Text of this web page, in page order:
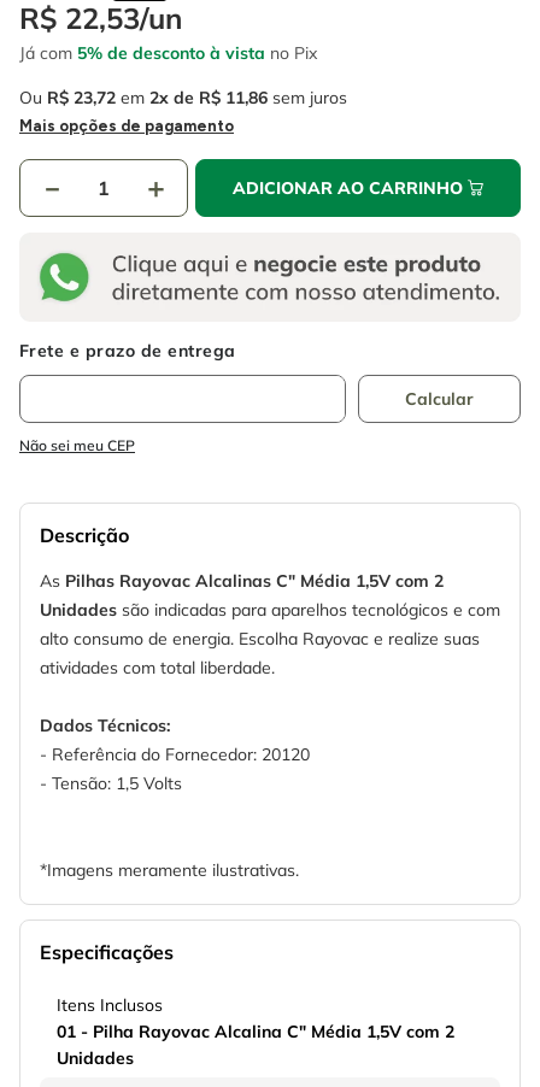
R$ 22,53/un
Já com 5% de desconto à vista no Pix
Ou R$ 23,72 em 2 R$ 11,86 sem juros
Mais opções de pagamento
＋
－ ADICIONAR AO CARRINHO
Não sei meu CEP
Descrição
As Pilhas Rayovac Alcalinas C" Média 1,5V com 2
Unidades são indicadas para aparelhos tecnológicos e com
alto consumo de energia. Escolha Rayovac e realize suas
atividades com total liberdade.
Dados Técnicos:
- Referência do Fornecedor: 20120
- Tensão: 1,5 Volts
*Imagens meramente ilustrativas.
Especificações
Itens Inclusos
01 - Pilha Rayovac Alcalina C" Média 1,5V com 2
Unidades
6 º fio
7º serra copo
8º chave impacto
disco corte
º escada
º serra circular
º fio
chave impacto
disco corte